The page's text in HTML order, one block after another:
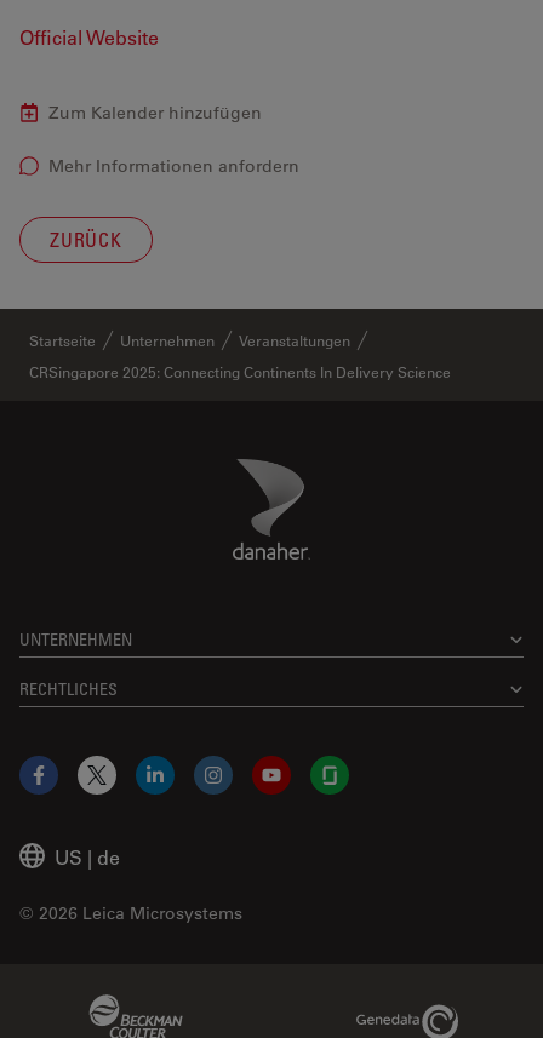
Official Website
Zum Kalender hinzufügen
Mehr Informationen anfordern
ZURÜCK
Startseite Unternehmen
Veranstaltungen
CRSingapore 2025: Connecting Continents In Delivery Science
Danaher Logo
UNTERNEHMEN
RECHTLICHES
US | de
© 2026 Leica Microsystems
Facebook
X LinkedInInstagramYouTubeGlassdoor
Genedata Link